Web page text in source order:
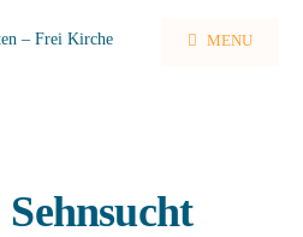
MENU
Sehnsucht